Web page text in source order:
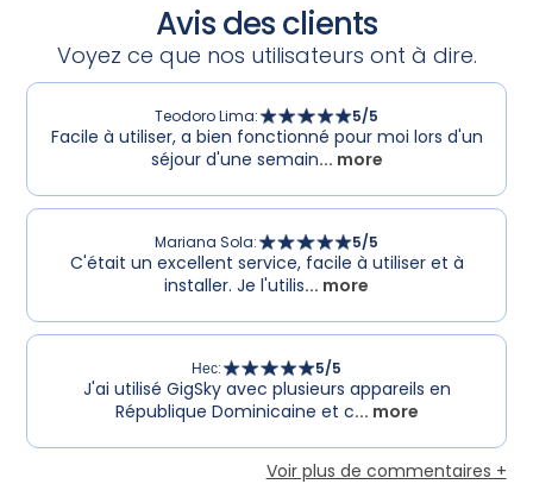
Avis des clients
Voyez ce que nos utilisateurs ont à dire.
Teodoro Lima: 5/5
Facile à utiliser, a bien fonctionné pour moi lors d'un
séjour d'une semain... more
Mariana Sola: 5/5
C'était un excellent service, facile à utiliser et à
installer. Je l'utilis... more
Нес: 5/5
J'ai utilisé GigSky avec plusieurs appareils en
République Dominicaine et c... more
Voir plus de commentaires +